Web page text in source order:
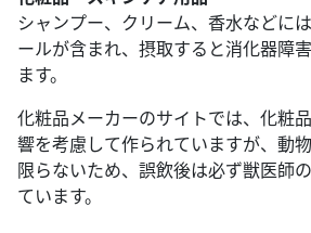
シャンプー、クリーム、香水などに
ールが含まれ、摂取すると消化器障
ます。
化粧品メーカーのサイトでは、化粧
響を考慮して作られていますが、動
限らないため、誤飲後は必ず獣医師
ています。